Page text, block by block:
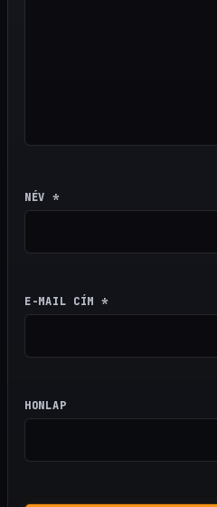
NÉV *
E-MAIL CÍM *
HONLAP